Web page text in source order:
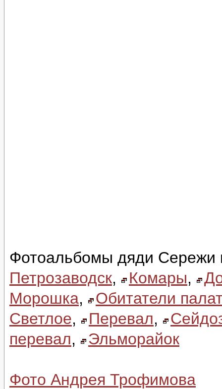
Фотоальбомы дяди Сережи
Петрозаводск, Комары,
Морошка,
Обитатели
Светлое, Перевал,
перевал, Эльморайок
Фото Андрея Трофимова